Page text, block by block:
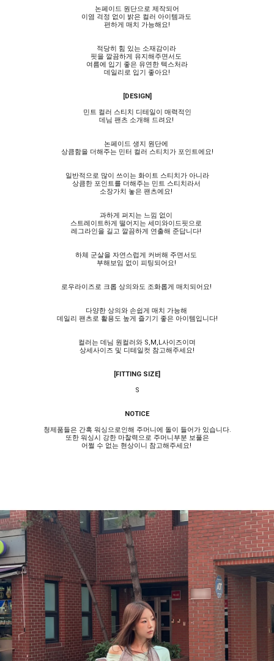
논페이드 원단으로 제작되어
이염 걱정 없이 밝은 컬러 아이템과도
편하게 매치 가능해요!
적당히 힘 있는 소재감이라
핏을 깔끔하게 유지해주면서도
여름에 입기 좋은 유연한 텍스처라
데일리로 입기 좋아요!
[DESIGN]
민트 컬러 스티치 디테일이 매력적인
데님 팬츠 소개해 드려요!
논페이드 생지 원단에
상큼함을 더해주는 민터 컬러 스티치가 포인트에요!
일반적으로 많이 쓰이는 화이트 스티치가 아니라
상큼한 포인트를 더해주는 민트 스티치라서
소장가치 놓은 팬츠에요!
과하게 퍼지는 느낌 없이
스트레이트하게 떨어지는 세미와이드핏으로
레그라인을 길고 깔끔하게 연출해 준답니다!
하체 군살을 자연스럽게 커버해 주면서도
부해보임 없이 피팅되어요!
로우라이즈로 크롭 상의와도 조화롭게 매치되어요!
다양한 상의와 손쉽게 매치 가능해
데일리 팬츠로 활용도 높게 즐기기 좋은 아이템입니다!
컬러는 데님 원컬러와 S,M,L사이즈이며
상세사이즈 및 디테일컷 참고해주세요!
[FITTING SIZE]
S
NOTICE
청제품들은 간혹 워싱으로인해 주머니에 돌이 들어가 있습니다.
또한 워싱시 강한 마찰력으로 주머니부분 보풀은
어쩔 수 없는 현상이니 참고해주세요!